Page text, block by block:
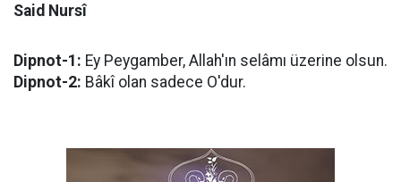
Said Nursî
Dipnot-1: Ey Peygamber, Allah'ın selâmı üzerine olsun.
Dipnot-2: Bâkî olan sadece O'dur.